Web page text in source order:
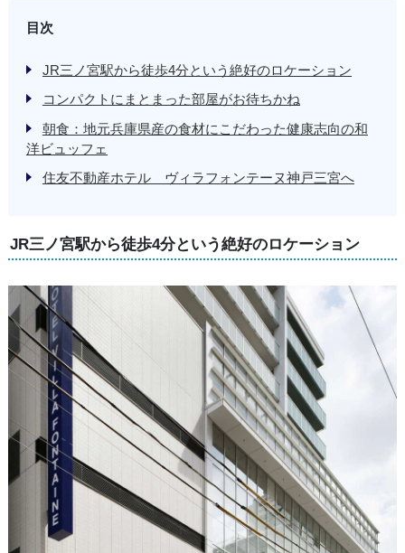
目次
JR三ノ宮駅から徒歩4分という絶好のロケーション
コンパクトにまとまった部屋がお待ちかね
朝食：地元兵庫県産の食材にこだわった健康志向の和
洋ビュッフェ
住友不動産ホテル ヴィラフォンテーヌ神戸三宮へ
JR三ノ宮駅から徒歩4分という絶好のロケーション